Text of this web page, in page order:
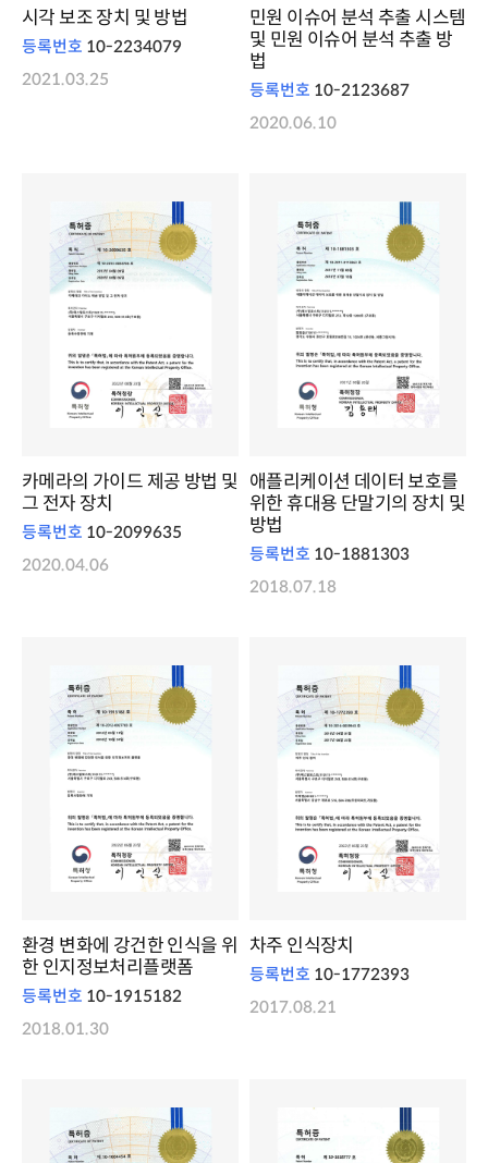
시각 보조 장치 및 방법
등록번호 10-2234079
2021.03.25
민원 이슈어 분석 추출 시스템
및 민원 이슈어 분석 추출 방
법
등록번호 10-2123687
2020.06.10
카메라의 가이드 제공 방법 및
그 전자 장치
등록번호 10-2099635
2020.04.06
애플리케이션 데이터 보호를
위한 휴대용 단말기의 장치 및
방법
등록번호 10-1881303
2018.07.18
환경 변화에 강건한 인식을 위
한 인지정보처리플랫폼
등록번호 10-1915182
2018.01.30
차주 인식장치
등록번호 10-1772393
2017.08.21